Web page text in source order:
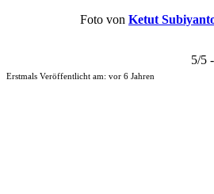
Foto von Ketut
5/5
Erstmals Veröffentlicht am: vor 6 Jahren